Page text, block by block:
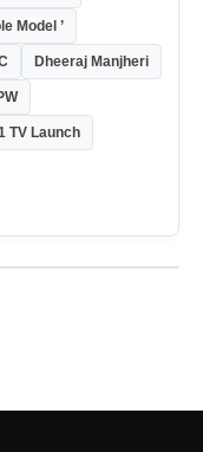
Model ’
Dheeraj Manjheri
TV Launch